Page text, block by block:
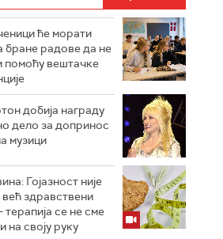
ће морати
бране радове да не
помоћу вештачке
добија награду
дело за допринос
музици
Гојазност није
већ здравствени
терапија се не сме
на своју руку